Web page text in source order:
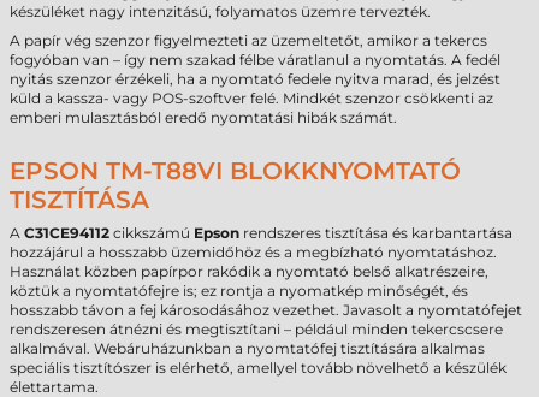
készüléket nagy intenzitású, folyamatos üzemre tervezték.
A papír vég szenzor figyelmezteti az üzemeltetőt, amikor a tekercs
fogyóban van – így nem szakad félbe váratlanul a nyomtatás. A fedél
nyitás szenzor érzékeli, ha a nyomtató fedele nyitva marad, és jelzést
küld a kassza- vagy POS-szoftver felé. Mindkét szenzor csökkenti az
emberi mulasztásból eredő nyomtatási hibák számát.
EPSON TM-T88VI BLOKKNYOMTATÓ
TISZTÍTÁSA
A C31CE94112 cikkszámú Epson rendszeres tisztítása és karbantartása
hozzájárul a hosszabb üzemidőhöz és a megbízható nyomtatáshoz.
Használat közben papírpor rakódik a nyomtató belső alkatrészeire,
köztük a nyomtatófejre is; ez rontja a nyomatkép minőségét, és
hosszabb távon a fej károsodásához vezethet. Javasolt a nyomtatófejet
rendszeresen átnézni és megtisztítani – például minden tekercscsere
alkalmával. Webáruházunkban a nyomtatófej tisztítására alkalmas
speciális tisztítószer is elérhető, amellyel tovább növelhető a készülék
élettartama.